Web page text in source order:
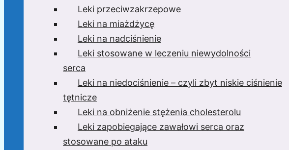
Leki przeciwzakrzepowe
Leki na miażdżycę
Leki na nadciśnienie
Leki stosowane w leczeniu niewydolności
serca
Leki na niedociśnienie – czyli zbyt niskie ciśnienie
tętnicze
Leki na obniżenie stężenia cholesterolu
Leki zapobiegające zawałowi serca oraz
stosowane po ataku